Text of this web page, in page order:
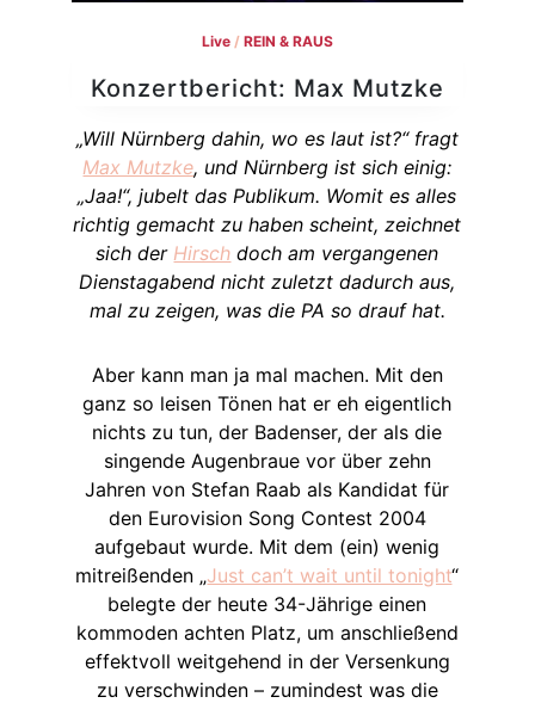
Live/ REIN & RAUS
Konzertbericht: Max Mutzke
„Will Nürnberg dahin, wo es laut ist?“ fragt
Max Mutzke, und Nürnberg ist sich einig:
„Jaa!“, jubelt das Publikum. Womit es alles
richtig gemacht zu haben scheint, zeichnet
sich der Hirsch doch am vergangenen
Dienstagabend nicht zuletzt dadurch aus,
mal zu zeigen, was die PA so drauf hat.
Aber kann man ja mal machen. Mit den
ganz so leisen Tönen hat er eh eigentlich
nichts zu tun, der Badenser, der als die
singende Augenbraue vor über zehn
Jahren von Stefan Raab als Kandidat für
den Eurovision Song Contest 2004
aufgebaut wurde. Mit dem (ein) wenig
mitreißenden „Just can’t wait until tonight“
belegte der heute 34-Jährige einen
kommoden achten Platz, um anschließend
effektvoll weitgehend in der Versenkung
zu verschwinden – zumindest was die